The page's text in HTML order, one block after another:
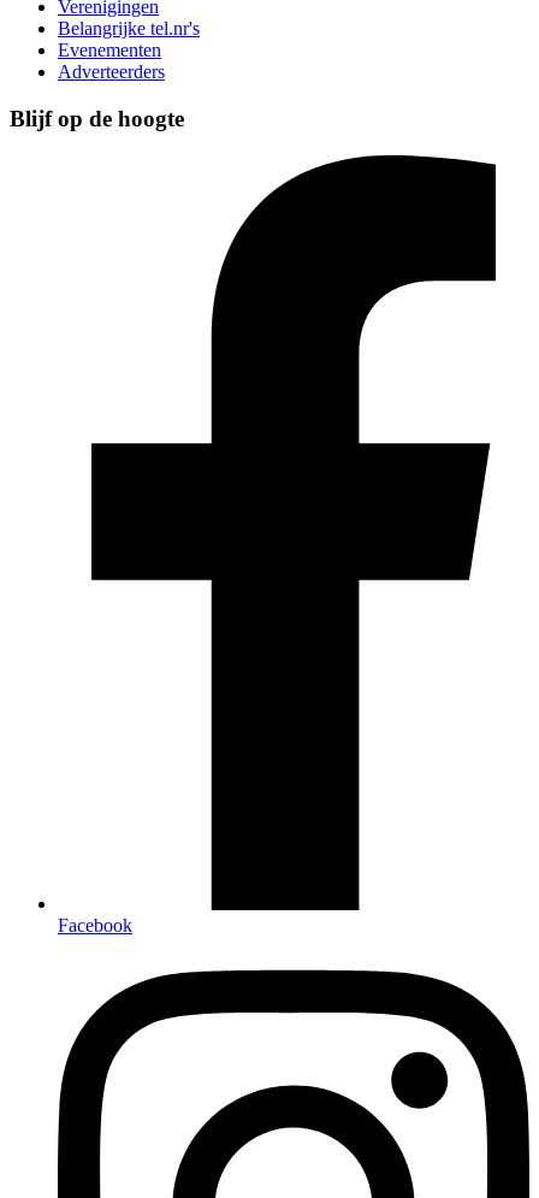
Verenigingen
Belangrijke tel.nr's
Evenementen
Adverteerders
Blijf op de hoogte
Facebook